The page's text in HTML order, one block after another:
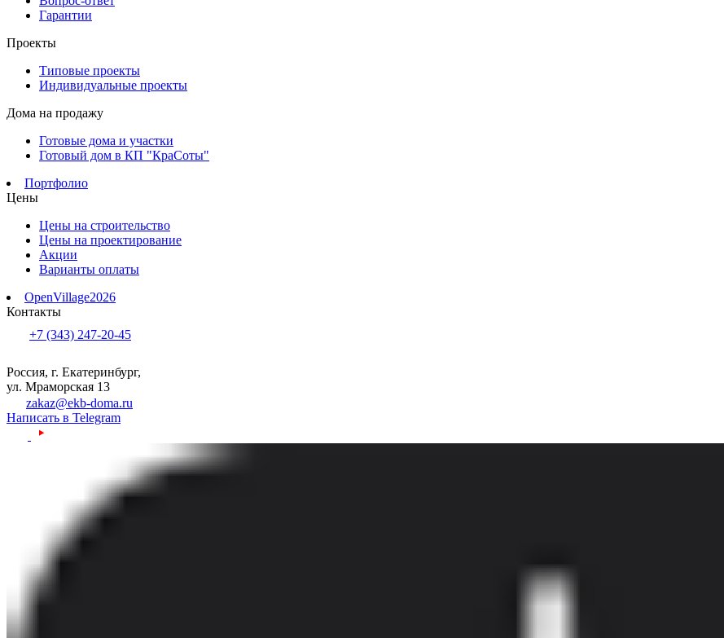
Гарантии
Проекты
Типовые проекты
Индивидуальные проекты
Дома на продажу
Готовые дома и участки
Готовый дом в КП "КраСоты"
Портфолио
Цены
Цены на строительство
Цены на проектирование
Акции
Варианты оплаты
OpenVillage2026
Контакты
+7 (343) 247-20-45
Россия, г. Екатеринбург,
ул. Мраморская 13
zakaz@ekb-doma.ru
Написать в Telegram